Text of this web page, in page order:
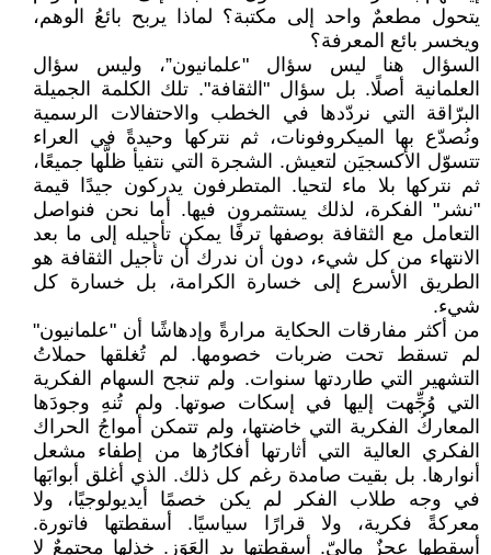
يتحول مطعمٌ واحد إلى مكتبة؟ لماذا يربح بائعُ الوهم،
ويخسر بائع المعرفة؟
السؤال هنا ليس سؤال "علمانيون”، وليس سؤال
العلمانية أصلًا. بل سؤال "الثقافة". تلك الكلمة الجميلة
البرّاقة التي نردّدها في الخطب والاحتفالات الرسمية
ونُصدّع بها الميكروفونات، ثم نتركها وحيدةً في العراء
تتسوّل الأكسجيَن لتعيش. الشجرة التي نتفيأ ظلَّها جميعًا،
ثم نتركها بلا ماء لتحيا. المتطرفون يدركون جيدًا قيمة
"نشر" الفكرة، لذلك يستثمرون فيها. أما نحن فنواصل
التعامل مع الثقافة بوصفها ترفًا يمكن تأجيله إلى ما بعد
الانتهاء من كل شيء، دون أن ندرك أن تأجيل الثقافة هو
الطريق الأسرع إلى خسارة الكرامة، بل خسارة كل
شيء.
من أكثر مفارقات الحكاية مرارةً وإدهاشًا أن "علمانيون"
لم تسقط تحت ضربات خصومها. لم تُغلقها حملاتُ
التشهير التي طاردتها سنوات. ولم تنجح السهام الفكرية
التي وُجِّهت إليها في إسكات صوتها. ولم تُنهِ وجودَها
المعاركُ الفكرية التي خاضتها، ولم تتمكن أمواجُ الحراك
الفكري العالية التي أثارتها أفكارُها من إطفاء مشعل
أنوارها. بل بقيت صامدة رغم كل ذلك. الذي أغلق أبوابَها
في وجه طلاب الفكر لم يكن خصمًا أيديولوجيًا، ولا
معركةً فكرية، ولا قرارًا سياسيًا. أسقطتها فاتورة.
أسقطها عجزٌ ماليّ. أسقطتها يد العَوَز. خذلها مجتمعٌ لا